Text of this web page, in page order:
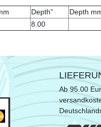
Depth" Depth
8.00
Ab 95.00